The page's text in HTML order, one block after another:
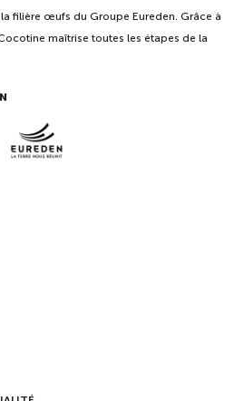
filière œufs du Groupe Eureden. Grâce à
maîtrise toutes les étapes de la